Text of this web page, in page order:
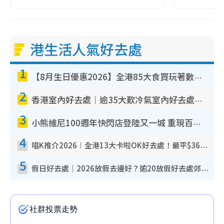
港生活人氣好去處
1 【8月生日優惠2026】全港85大食買玩著數攻略 自助餐/火鍋放題同行免費＋誠品/DONKI送現金券
2 香港室內好去處｜逾35大歎冷氣室內好去處推介 室內活動免費避雨無懼落雨
3 小熊維尼100週年快閃店登陸又一城 重現百畝森林經典場景／獨家限定盲盒登場／專屬DIY香水
4 唱K推介2026︱全港13大卡啦OK好去處！最平$36起 日文K都有！(附地址+收費詳情)
5 假日好去處｜2026放假去邊好？逾20放假好去處郊外/秘景 休閒半日或一日遊